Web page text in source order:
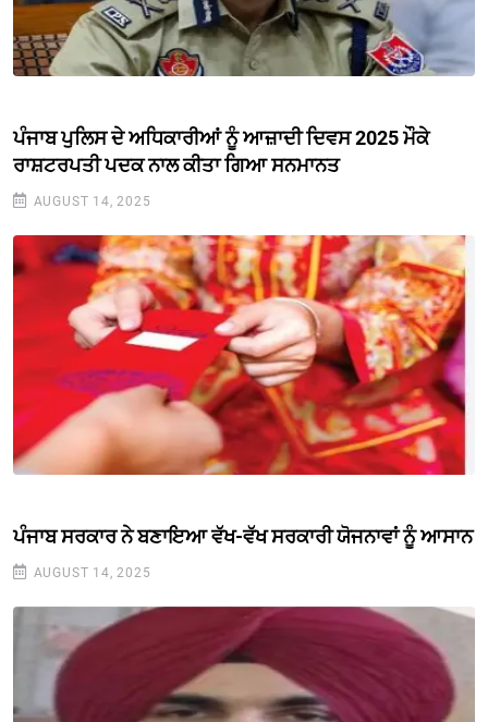
ਪੰਜਾਬ ਪੁਲਿਸ ਦੇ ਅਧਿਕਾਰੀਆਂ ਨੂੰ ਆਜ਼ਾਦੀ ਦਿਵਸ 2025 ਮੌਕੇ
ਰਾਸ਼ਟਰਪਤੀ ਪਦਕ ਨਾਲ ਕੀਤਾ ਗਿਆ ਸਨਮਾਨਤ
AUGUST 14, 2025
ਪੰਜਾਬ ਸਰਕਾਰ ਨੇ ਬਣਾਇਆ ਵੱਖ-ਵੱਖ ਸਰਕਾਰੀ ਯੋਜਨਾਵਾਂ ਨੂੰ ਆਸਾਨ
AUGUST 14, 2025